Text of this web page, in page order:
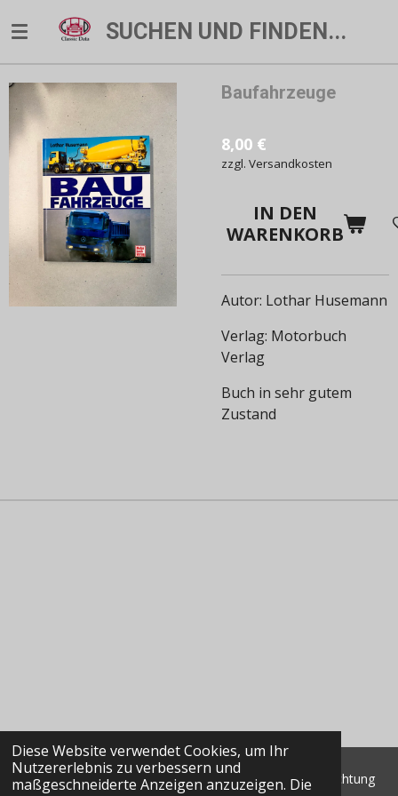
Diese Website verwendet Cookies, um Ihr
Nutzererlebnis zu verbessern und
maßgeschneiderte Anzeigen anzuzeigen. Die
Hauptinhalt
springen
SUCHEN UND FINDEN...
Baufahrzeuge
8,00 €
zzgl. Versandkosten
IN DEN
WARENKORB
Autor: Lothar Husemann
Verlag: Motorbuch
Verlag
Buch in sehr gutem
Zustand
© 2022 - 2026 Classic Data GmbH & Co. KG Marktbeobachtung